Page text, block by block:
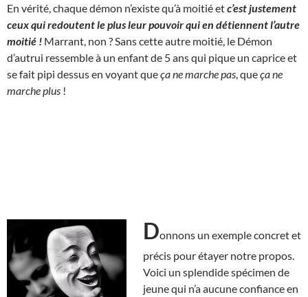
En vérité, chaque démon n’existe qu’à moitié etc’est justement
ceux qui redoutent le plus leur pouvoir qui en détiennent l’autre
moitié ! Marrant, non ? Sans cette autre moitié, le Démon
d’autrui ressemble à un enfant de 5 ans qui pique un caprice et
se fait pipi dessus en voyant queça ne marche pas , queça ne
marche plus !
Donnons un exemple concret et
précis pour étayer notre propos.
Voici un splendide spécimen de
jeune qui n’a aucune confiance en